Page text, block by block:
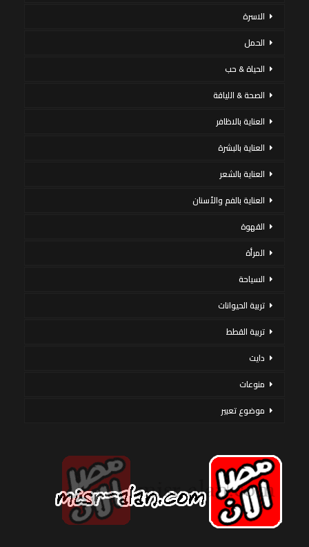
الاسرة
الحمل
الحياة & حب
الصحة & اللياقة
العناية بالاظافر
العناية بالبشرة
العناية بالشعر
العناية بالفم والأسنان
القهوة
المرأة
السياحة
تربية الحيوانات
تربية القطط
دايت
منوعات
موضوع تعبير